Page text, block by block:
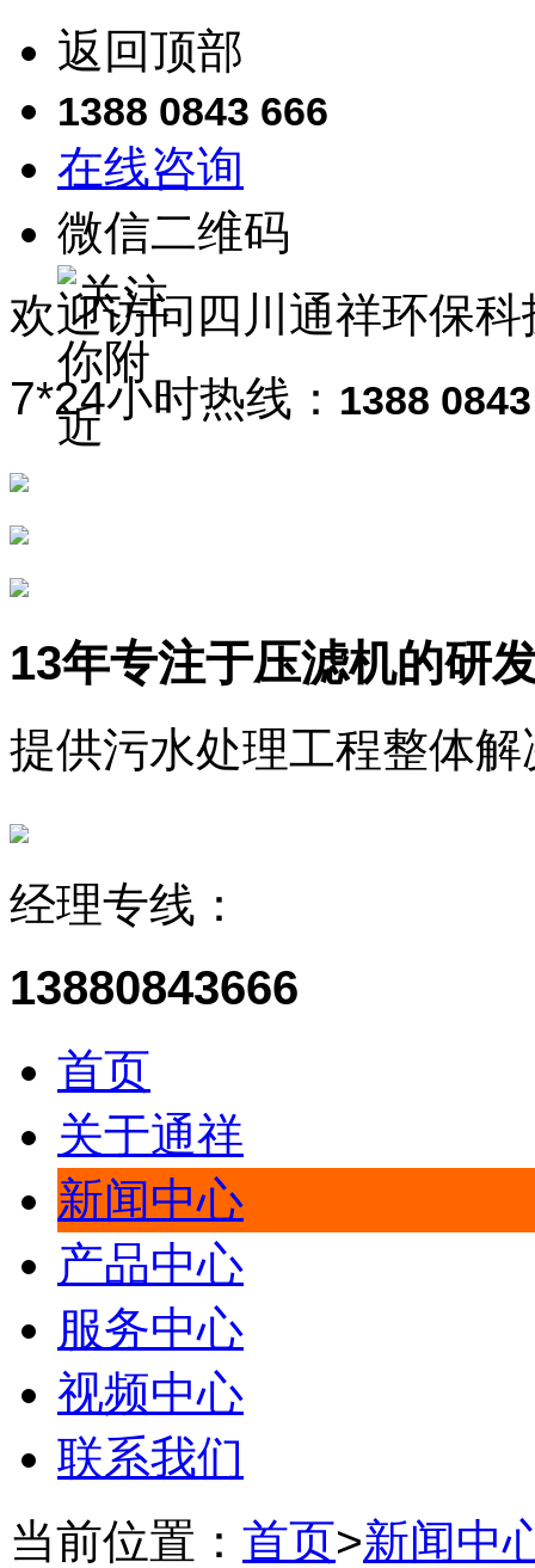
返回顶部
1388 0843 666
在线咨询
微信二维码
欢迎访问 四川通祥环保科
7*24小时热线： 1388
13年专注于压滤机的研
提供污水处理工程整体解
经理专线：
13880843666
首页
关于通祥
新闻中心
产品中心
服务中心
视频中心
联系我们
当前位置： 首页>新闻中